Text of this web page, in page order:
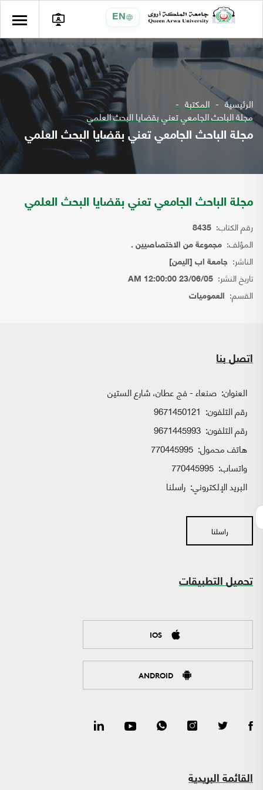
EN
الرئيسية المكتبة
مجلة الباحث الجامعي تعني بقضايا البحث العلمي
مجلة الباحث الجامعي تعني بقضايا البحث العلمي
مجلة الباحث الجامعي تعني بقضايا البحث العلمي
رقم الكتاب: 8435
المؤلف: مجموعة من الاختصاصيين .
الناشر: جامعة اب [اليمن]
تاريخ النشر: 23/06/05 12:00:00 AM
القسم: العموميات
اتصل بنا
العنوان: صنعاء - فج عطان، شارع الستين
رقم التلفون: 9671450121
رقم التلفون: 9671445993
هاتف محمول: 770445995
واتساب:
البريد الإلكتروني: راسلنا
راسلنا
تحميل التطبيقات
IOS
ANDROID
القائمة البريدية